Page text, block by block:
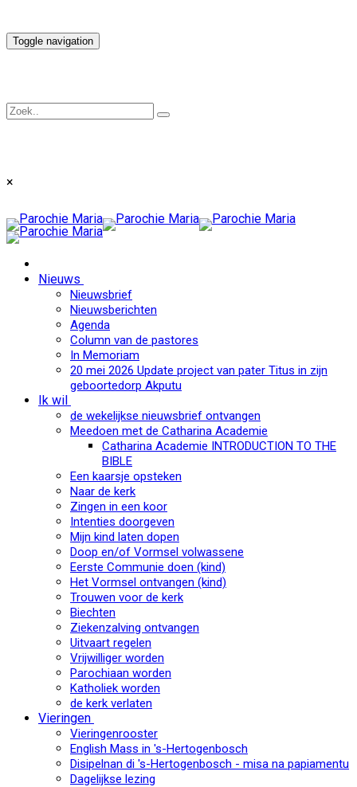
Toggle navigation
×
Nieuws
Nieuwsbrief
Nieuwsberichten
Agenda
Column van de pastores
In Memoriam
20 mei 2026 Update project van pater Titus in zijn
geboortedorp Akputu
Ik wil
de wekelijkse nieuwsbrief ontvangen
Meedoen met de Catharina Academie
Catharina Academie INTRODUCTION TO THE
BIBLE
Een kaarsje opsteken
Naar de kerk
Zingen in een koor
Intenties doorgeven
Mijn kind laten dopen
Doop en/of Vormsel volwassene
Eerste Communie doen (kind)
Het Vormsel ontvangen (kind)
Trouwen voor de kerk
Biechten
Ziekenzalving ontvangen
Uitvaart regelen
Vrijwilliger worden
Parochiaan worden
Katholiek worden
de kerk verlaten
Vieringen
Vieringenrooster
English Mass in 's-Hertogenbosch
Disipelnan di 's-Hertogenbosch - misa na papiamentu
Dagelijkse lezing